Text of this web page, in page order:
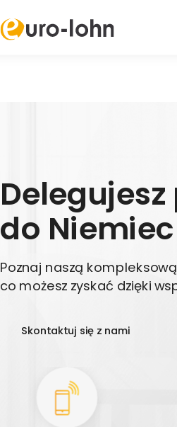
do
Poznaj naszą
co możesz zyskać dzięki
Skontaktuj się z nami